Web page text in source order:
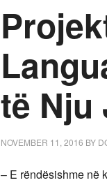
të Nju
NOVEMBER 11, 2016 BY
– E rëndësishme në